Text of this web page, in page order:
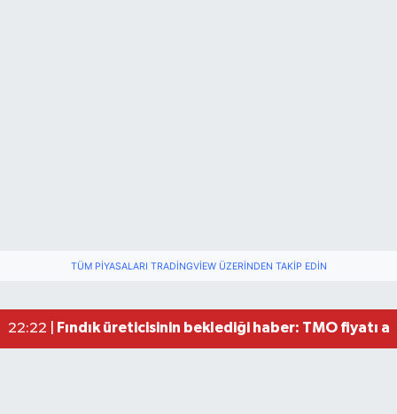
TÜM PIYASALARI TRADINGVIEW ÜZERINDEN TAKIP EDIN
22:22 |
Fındık üreticisinin beklediği haber: TMO fiyatı